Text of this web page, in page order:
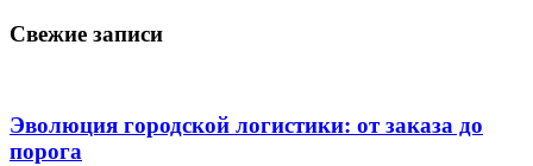
Свежие записи
Эволюция городской логистики: от заказа до
порога